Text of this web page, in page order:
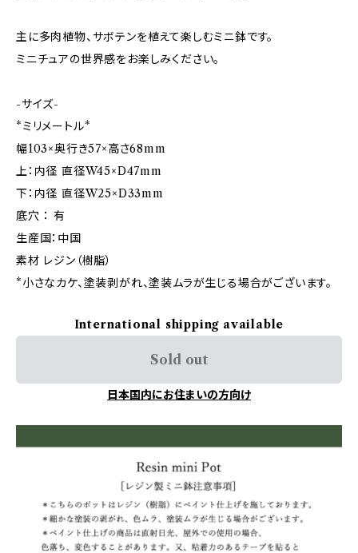
主に多肉植物、サボテンを植えて楽しむミニ鉢です。
ミニチュアの世界感をお楽しみください。
-サイズ-
*ミリメートル*
幅103×奥行き57×高さ68mm
上：内径 直径W45×D47mm
下：内径 直径W25×D33mm
底穴 ： 有
生産国：中国
素材 レジン（樹脂）
*小さなカケ、塗装剥がれ、塗装ムラが生じる場合がございます。
International shipping available
Sold out
日本国内にお住まいの方向け